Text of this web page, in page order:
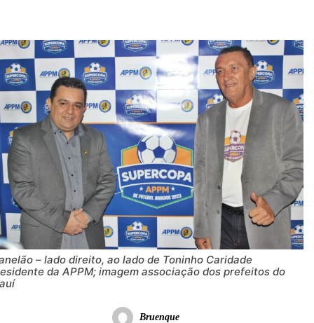
– lado direito, ao lado de Toninho Caridade
da APPM; imagem associação dos prefeitos do
Bruenque